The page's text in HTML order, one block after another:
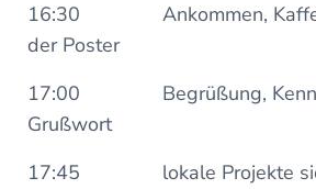
16:30 Ankommen, Kaffee
der Poster
17:00 Begrüßung,
Grußwort
17:45 lokale Projekte